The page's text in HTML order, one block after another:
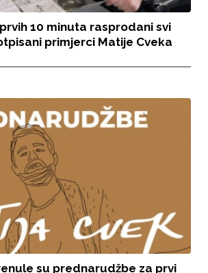
10 minuta rasprodani svi
primjerci Matije Cveka
su prednarudžbe za prvi